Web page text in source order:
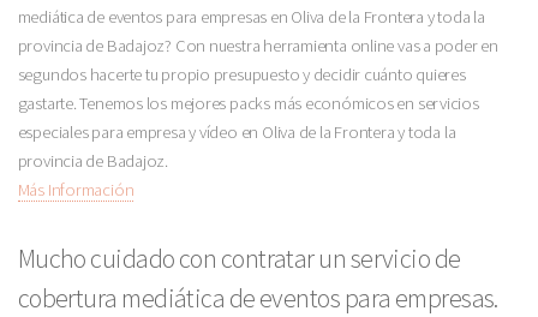
mediática de eventos para empresas en Oliva de la Frontera y toda la
provincia de Badajoz? Con nuestra herramienta online vas a poder en
segundos hacerte tu propio presupuesto y decidir cuánto quieres
gastarte. Tenemos los mejores packs más económicos en servicios
especiales para empresa y vídeo en Oliva de la Frontera y toda la
provincia de Badajoz.
Más Información
Mucho cuidado con contratar un servicio de
cobertura mediática de eventos para empresas.